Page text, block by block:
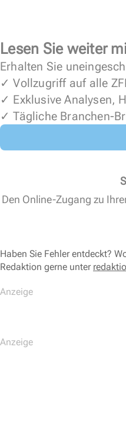
Lesen Sie weiter
Erhalten Sie
✓ Vollzugriff auf alle
✓ Exklusive Analysen,
✓ Tägliche Branchen-
Den Online-Zugang zu
Haben Sie Fehler entdeckt?
Redaktion gerne unter